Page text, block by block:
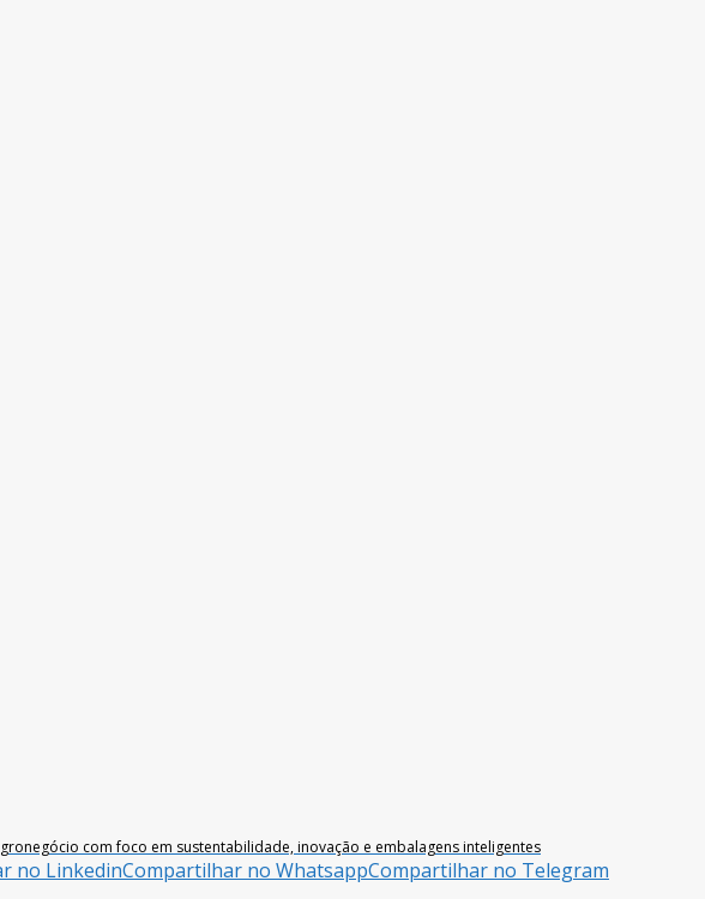
com foco em sustentabilidade, inovação e embalagens inteligentes
no LinkedinCompartilhar no WhatsappCompartilhar no Telegram